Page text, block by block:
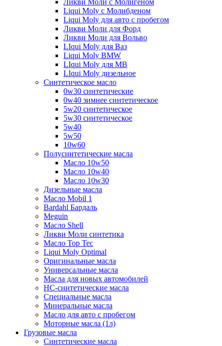
Ликви Моли с Молигеном
Liqui Moly с Молибденом
Liqui Moly для авто с пробегом
Ликви Моли для Форд
Ликви Моли для Вольво
LIqui Moly для Ваз
Liqui Moly BMW
LIqui Moly для MB
LIqui Moly дизельное
Синтетическое масло
0w30 синтетические
0w40 зимнее синтетическое
5w20 синтетическое
5w30 синтетическое
5w40
5w50
10w60
Полусинтетические масла
Масло 10w50
Масло 10w40
Масло 10w30
Дизельные масла
Масло Mobil 1
Bardahl Бардаль
Meguin
Масло Shell
Ликви Моли синтетика
Масло Top Tec
Liqui Moly Optimal
Оригинальные масла
Универсальные масла
Масла для новых автомобилей
HC-синтетические масла
Специальные масла
Минеральные масла
Масло для авто с пробегом
Моторные масла (1л)
Грузовые масла
Синтетические масла